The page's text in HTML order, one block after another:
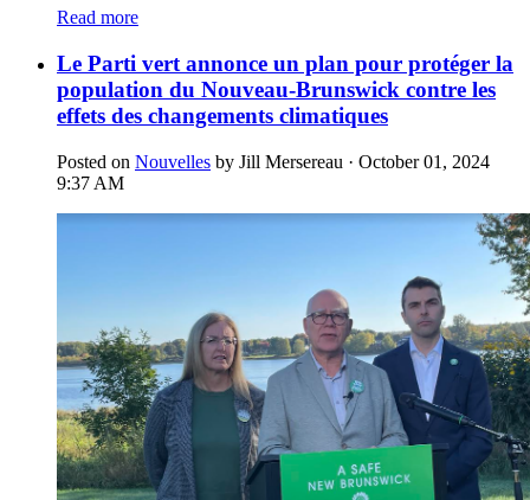
Read more
Le Parti vert annonce un plan pour protéger la
population du Nouveau-Brunswick contre les
effets des changements climatiques
Posted on Nouvelles by Jill Mersereau · October 01, 2024
9:37 AM